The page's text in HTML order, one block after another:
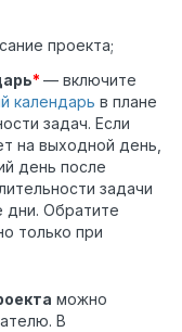
проекта;
* — включите
календарь в плане
задач. Если
на выходной день,
день после
задачи
дни. Обратите
только при
можно
В